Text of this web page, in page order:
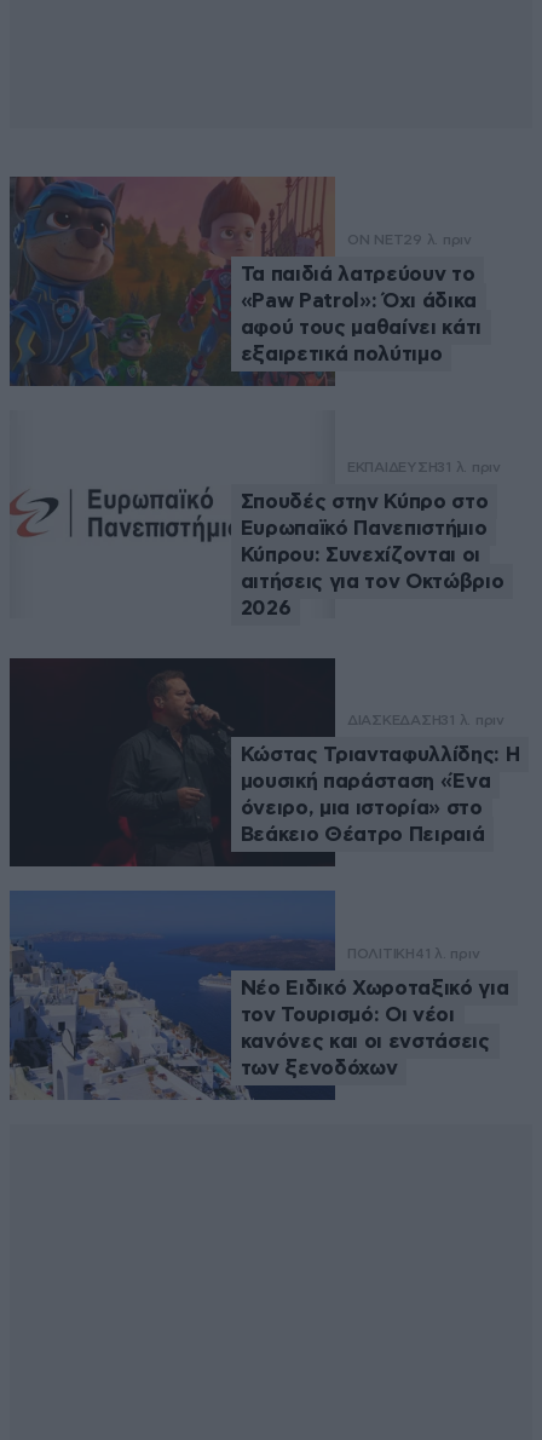
ON NET29 λ. πριν
Τα παιδιά λατρεύουν το
«Paw Patrol»: Όχι άδικα
αφού τους μαθαίνει κάτι
εξαιρετικά πολύτιμο
ΕΚΠΑΙΔΕΥΣΗ31 λ. πριν
Σπουδές στην Κύπρο στο
Ευρωπαϊκό Πανεπιστήμιο
Κύπρου: Συνεχίζονται οι
αιτήσεις για τον Οκτώβριο
2026
ΔΙΑΣΚΕΔΑΣΗ31 λ. πριν
Κώστας Τριανταφυλλίδης: Η
μουσική παράσταση «Ένα
όνειρο, μια ιστορία» στο
Βεάκειο Θέατρο Πειραιά
ΠΟΛΙΤΙΚΗ41 λ. πριν
Νέο Ειδικό Χωροταξικό για
τον Τουρισμό: Οι νέοι
κανόνες και οι ενστάσεις
των ξενοδόχων